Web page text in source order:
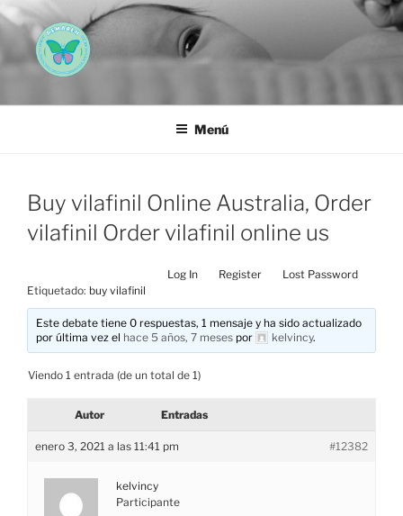
Saltar
al
contenido
AEMAREH
Menú
Buy vilafinil Online Australia, Order
vilafinil Order vilafinil online us
Log In Register
Lost Password
Etiquetado: buy vilafinil
Este debate tiene 0 respuestas, 1 mensaje y ha sido actualizado
por última vez el hace 5 años, 7 meses por kelvincy.
Viendo 1 entrada (de un total de 1)
Autor Entradas
enero 3, 2021 a las 11:41 pm #12382
kelvincy
Participante